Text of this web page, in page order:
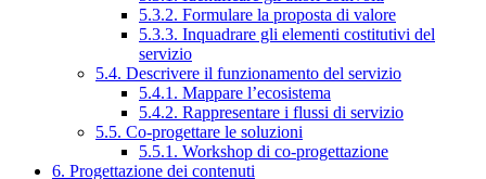
5.3.2. Formulare la proposta di valore
5.3.3. Inquadrare gli elementi costitutivi del
servizio
5.4. Descrivere il funzionamento del servizio
5.4.1. Mappare l’ecosistema
5.4.2. Rappresentare i flussi di servizio
5.5. Co-progettare le soluzioni
5.5.1. Workshop di co-progettazione
6. Progettazione dei contenuti